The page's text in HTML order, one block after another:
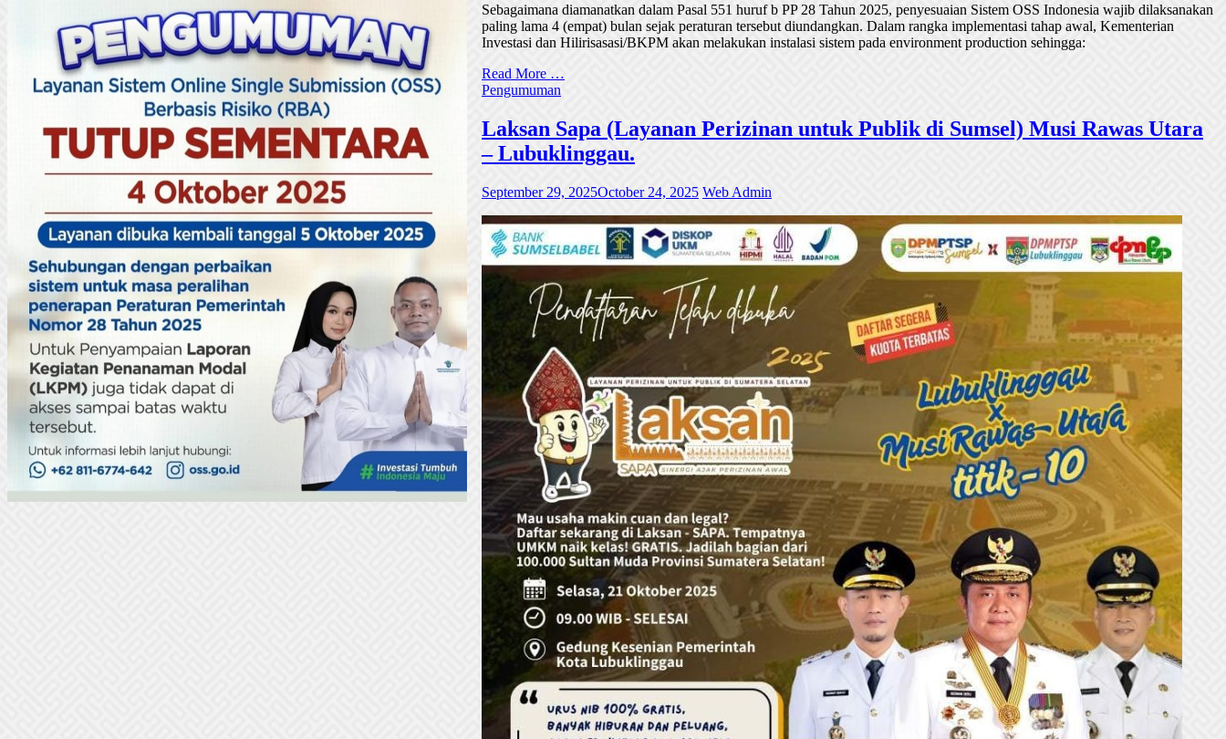
Sebagaimana diamanatkan dalam Pasal 551 huruf b PP 28 Tahun 2025, penyesuaian Sistem OSS Indonesia wajib dilaksanakan
paling lama 4 (empat) bulan sejak peraturan tersebut diundangkan. Dalam rangka implementasi tahap awal, Kementerian
Investasi dan Hilirisasasi/BKPM akan melakukan instalasi sistem pada environment production sehingga:
Read More …
Pengumuman
Laksan Sapa (Layanan Perizinan untuk Publik di Sumsel) Musi Rawas Utara
– Lubuklinggau.
September 29, 2025October 24, 2025 Web Admin